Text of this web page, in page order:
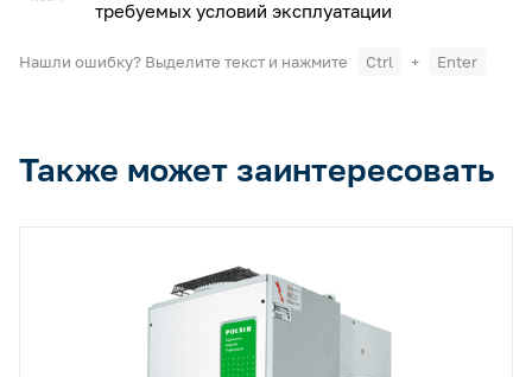
требуемых условий эксплуатации
Нашли ошибку? Выделите текст и нажмите Ctrl + Enter
Также может заинтересовать